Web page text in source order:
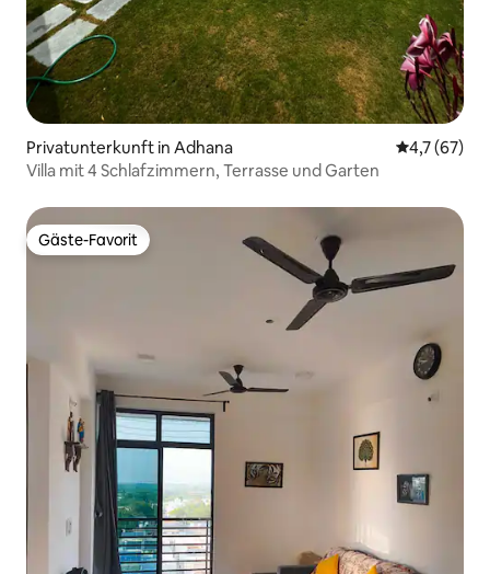
Privatunterkunft in Adhana
4,7 (67)
Villa mit 4 Schlafzimmern, Terrasse und Garten
Gäste-Favorit
Gäste-Favorit